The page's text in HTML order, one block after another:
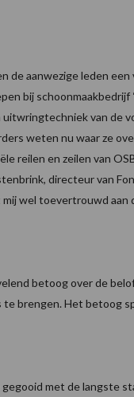
de aanwezige leden een
bij schoonmaakbedrijf
uitwringtechniek van de
weten nu waar ze
reilen en zeilen van
directeur van
wel toevertrouwd aan
betoog over de
te brengen. Het betoog
met de langste